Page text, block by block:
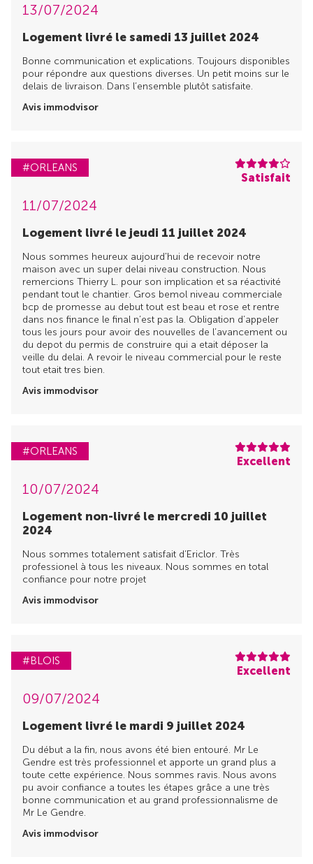
13/07/2024
Logement livré le samedi 13 juillet 2024
Bonne communication et explications. Toujours disponibles
pour répondre aux questions diverses. Un petit moins sur le
delais de livraison. Dans l’ensemble plutôt satisfaite.
Avis immodvisor
#ORLEANS
Satisfait
11/07/2024
Logement livré le jeudi 11 juillet 2024
Nous sommes heureux aujourd'hui de recevoir notre
maison avec un super delai niveau construction. Nous
remercions Thierry L. pour son implication et sa réactivité
pendant tout le chantier. Gros bemol niveau commerciale
bcp de promesse au debut tout est beau et rose et rentre
dans nos finance le final n’est pas la. Obligation d’appeler
tous les jours pour avoir des nouvelles de l’avancement ou
du depot du permis de construire qui a etait déposer la
veille du delai. A revoir le niveau commercial pour le reste
tout etait tres bien.
Avis immodvisor
#ORLEANS
Excellent
10/07/2024
Logement non-livré le mercredi 10 juillet
2024
Nous sommes totalement satisfait d’Ericlor. Très
professionel à tous les niveaux. Nous sommes en total
confiance pour notre projet
Avis immodvisor
#BLOIS
Excellent
09/07/2024
Logement livré le mardi 9 juillet 2024
Du début a la fin, nous avons été bien entouré. Mr Le
Gendre est très professionnel et apporte un grand plus a
toute cette expérience. Nous sommes ravis. Nous avons
pu avoir confiance a toutes les étapes grâce a une très
bonne communication et au grand professionnalisme de
Mr Le Gendre.
Avis immodvisor